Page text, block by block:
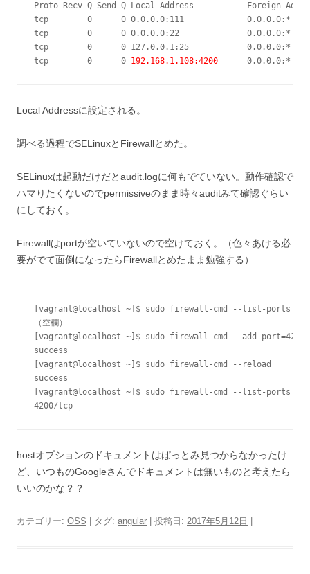
Proto Recv-Q Send-Q Local Address           Foreign
tcp        0      0 0.0.0.0:111             0.0.0.0:*
tcp        0      0 0.0.0.0:22              0.0.0.0:*
tcp        0      0 127.0.0.1:25            0.0.0.0:*
tcp        0      0 192.168.1.108:4200
0.0.0.0:*
Local Addressに設定される。
調べる過程でSELinuxとFirewallとめた。
SELinuxは起動だけだとaudit.logに何もでていない。動作確認で
ハマりたくないのでpermissiveのまま時々auditみて確認ぐらい
にしておく。
Firewallはportが空いていないので空けておく。（色々あける必
要がでて面倒になったらFirewallとめたまま勉強する）
[vagrant@localhost ~]$ sudo firewall-cmd --list-ports --
（空欄）
[vagrant@localhost ~]$ sudo firewall-cmd --add-
success
[vagrant@localhost ~]$ sudo firewall-cmd --reload
success
[vagrant@localhost ~]$ sudo firewall-cmd --list-ports --
4200/tcp
hostオプションのドキュメントはぱっとみ見つからなかったけ
ど、いつものGoogleさんでドキュメントは無いものと考えたら
いいのかな？？
カテゴリー: OSS | タグ: angular | 投稿日: 2017年5月12日